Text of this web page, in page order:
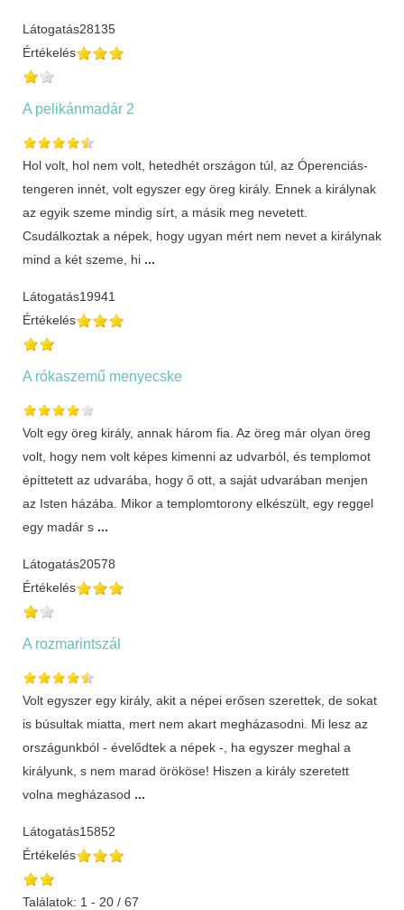
Látogatás28135
Értékelés
A pelikánmadár 2
Hol volt, hol nem volt, hetedhét országon túl, az Óperenciás-
tengeren innét, volt egyszer egy öreg király. Ennek a királynak
az egyik szeme mindig sírt, a másik meg nevetett.
Csudálkoztak a népek, hogy ugyan mért nem nevet a királynak
mind a két szeme, hi ...
Látogatás19941
Értékelés
A rókaszemű menyecske
Volt egy öreg király, annak három fia. Az öreg már olyan öreg
volt, hogy nem volt képes kimenni az udvarból, és templomot
építtetett az udvarába, hogy ő ott, a saját udvarában menjen
az Isten házába. Mikor a templomtorony elkészült, egy reggel
egy madár s ...
Látogatás20578
Értékelés
A rozmarintszál
Volt egyszer egy király, akit a népei erősen szerettek, de sokat
is búsultak miatta, mert nem akart megházasodni. Mi lesz az
országunkból - évelődtek a népek -, ha egyszer meghal a
királyunk, s nem marad örököse! Hiszen a király szeretett
volna megházasod ...
Látogatás15852
Értékelés
Találatok: 1 - 20 / 67